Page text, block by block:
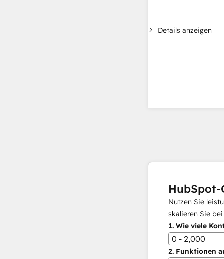
Details anzeigen
HubSpot-
Nutzen Sie
skalieren Sie
1. Wie viele
0 - 2,000
2. Funktionen